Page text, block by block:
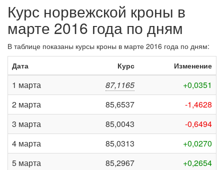
Курс норвежской кроны в
марте 2016 года по дням
В таблице показаны курсы кроны в марте 2016 года по дням:
Дата
Курс Изменение
1 марта 87,1165
+0,0351
2 марта
85,6537
-1,4628
3 марта
85,0043
-0,6494
4 марта
85,0313
+0,0270
5 марта
85,2967
+0,2654